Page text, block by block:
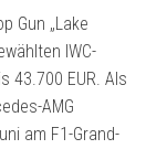
Gun „Lake
IWC-
43.700 EUR. Als
AMG
am F1-Grand-